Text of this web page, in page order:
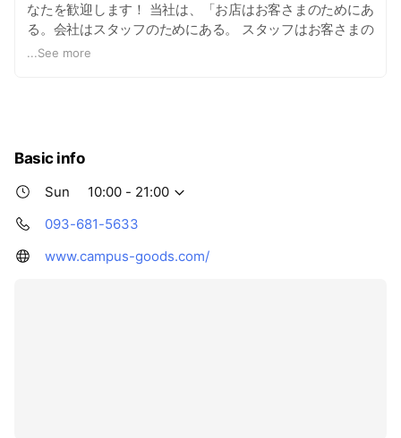
なたを歓迎します！ 当社は、「お店はお客さまのためにあ
る。会社はスタッフのためにある。 スタッフはお客さまの
ために、経営陣はスタッフのためにベストを尽くすこと」
...See more
Basic info
Sun
10:00 - 21:00
093-681-5633
www.campus-goods.com/